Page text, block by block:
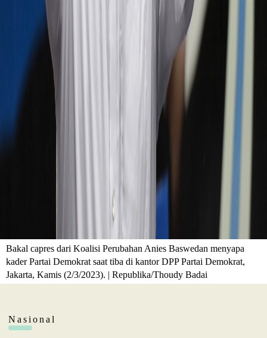
Bakal capres dari Koalisi Perubahan Anies Baswedan menyapa
kader Partai Demokrat saat tiba di kantor DPP Partai Demokrat,
Jakarta, Kamis (2/3/2023). | Republika/Thoudy Badai
Nasional